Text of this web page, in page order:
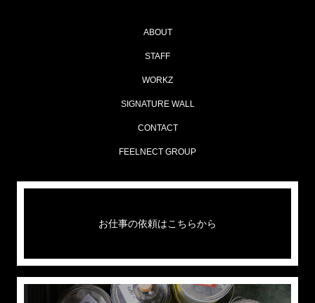
ABOUT
STAFF
WORKZ
SIGNATURE WALL
CONTACT
FEELNECT GROUP
お仕事の依頼はこちらから